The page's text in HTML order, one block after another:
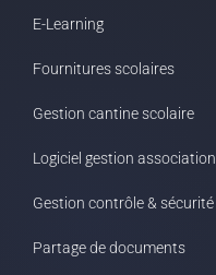
E-Learning
Fournitures scolaires
Gestion cantine scolaire
Logiciel gestion association
Gestion contrôle & sécurité
Partage de documents